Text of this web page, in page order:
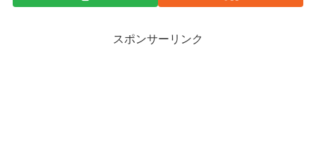
スポンサーリンク